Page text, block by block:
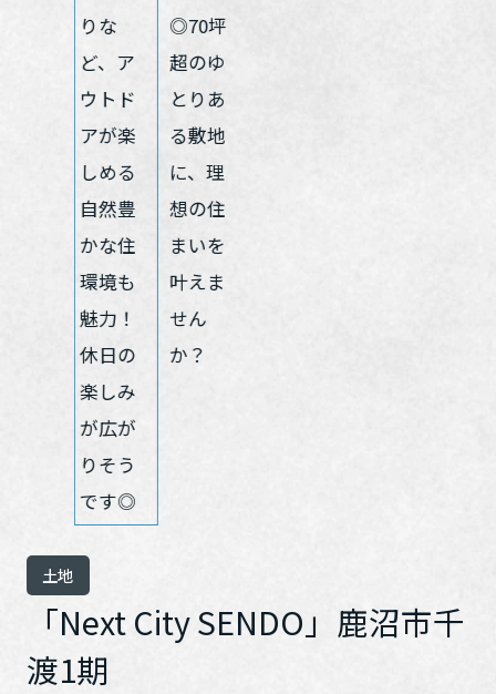
ウエルネス事業
海外事業
ミサワアイデンティティ
土地
「Next City SENDO」鹿沼市千
渡1期